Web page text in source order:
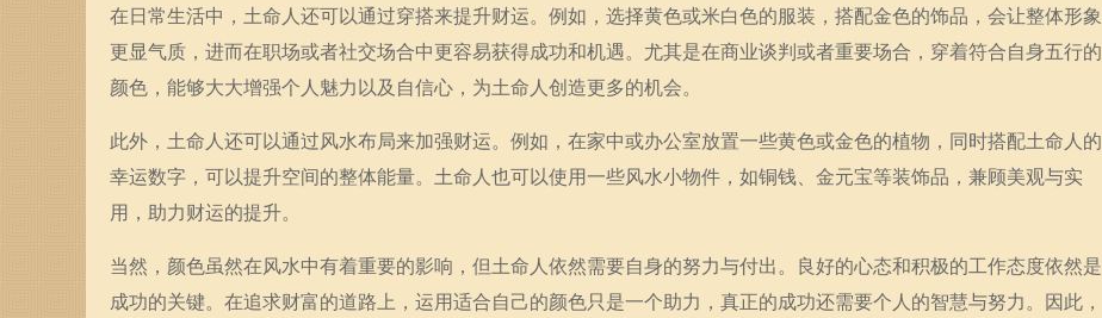
在日常生活中，土命人还可以通过穿搭来提升财运。例如，选择黄色或米白色的服装，搭配金色的饰品，会让整体形象
更显气质，进而在职场或者社交场合中更容易获得成功和机遇。尤其是在商业谈判或者重要场合，穿着符合自身五行的
颜色，能够大大增强个人魅力以及自信心，为土命人创造更多的机会。
此外，土命人还可以通过风水布局来加强财运。例如，在家中或办公室放置一些黄色或金色的植物，同时搭配土命人的
幸运数字，可以提升空间的整体能量。土命人也可以使用一些风水小物件，如铜钱、金元宝等装饰品，兼顾美观与实
用，助力财运的提升。
当然，颜色虽然在风水中有着重要的影响，但土命人依然需要自身的努力与付出。良好的心态和积极的工作态度依然是
成功的关键。在追求财富的道路上，运用适合自己的颜色只是一个助力，真正的成功还需要个人的智慧与努力。因此，